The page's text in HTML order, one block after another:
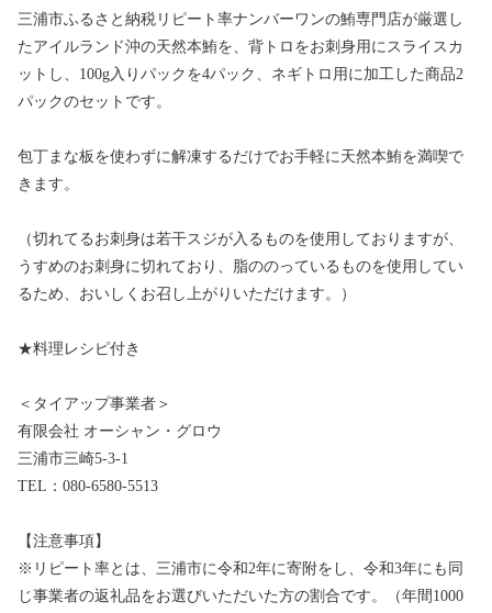
三浦市ふるさと納税リピート率ナンバーワンの鮪専門店が厳選し
たアイルランド沖の天然本鮪を、背トロをお刺身用にスライスカ
ットし、100g入りパックを4パック、ネギトロ用に加工した商品2
パックのセットです。
包丁まな板を使わずに解凍するだけでお手軽に天然本鮪を満喫で
きます。
（切れてるお刺身は若干スジが入るものを使用しておりますが、
うすめのお刺身に切れており、脂ののっているものを使用してい
るため、おいしくお召し上がりいただけます。）
★料理レシピ付き
＜タイアップ事業者＞
有限会社 オーシャン・グロウ
三浦市三崎5-3-1
TEL：080-6580-5513
【注意事項】
※リピート率とは、三浦市に令和2年に寄附をし、令和3年にも同
じ事業者の返礼品をお選びいただいた方の割合です。（年間1000